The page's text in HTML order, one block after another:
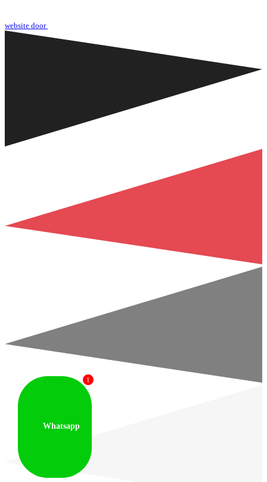
website door
Whatsapp
1